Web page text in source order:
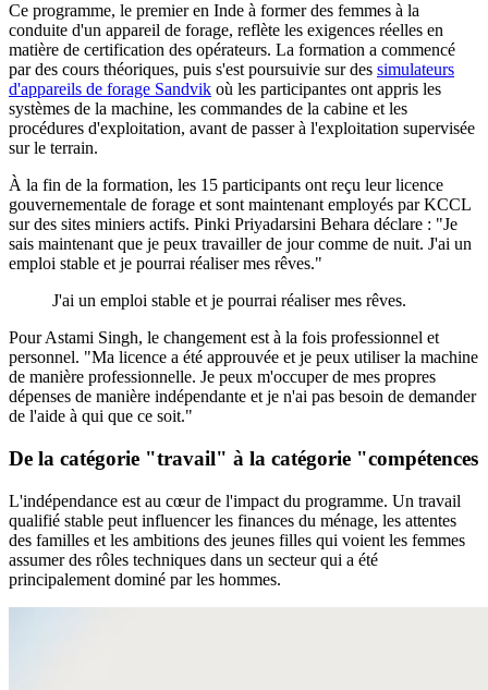
Ce programme, le premier en Inde à former des femmes à la
conduite d'un appareil de forage, reflète les exigences réelles en
matière de certification des opérateurs. La formation a commencé
par des cours théoriques, puis s'est poursuivie sur des simulateurs
d'appareils de forage Sandvik où les participantes ont appris les
systèmes de la machine, les commandes de la cabine et les
procédures d'exploitation, avant de passer à l'exploitation supervisée
sur le terrain.
À la fin de la formation, les 15 participants ont reçu leur licence
gouvernementale de forage et sont maintenant employés par KCCL
sur des sites miniers actifs. Pinki Priyadarsini Behara déclare : "Je
sais maintenant que je peux travailler de jour comme de nuit. J'ai un
emploi stable et je pourrai réaliser mes rêves."
J'ai un emploi stable et je pourrai réaliser mes rêves.
Pour Astami Singh, le changement est à la fois professionnel et
personnel. "Ma licence a été approuvée et je peux utiliser la machine
de manière professionnelle. Je peux m'occuper de mes propres
dépenses de manière indépendante et je n'ai pas besoin de demander
de l'aide à qui que ce soit."
De la catégorie "travail" à la catégorie "compétences
L'indépendance est au cœur de l'impact du programme. Un travail
qualifié stable peut influencer les finances du ménage, les attentes
des familles et les ambitions des jeunes filles qui voient les femmes
assumer des rôles techniques dans un secteur qui a été
principalement dominé par les hommes.